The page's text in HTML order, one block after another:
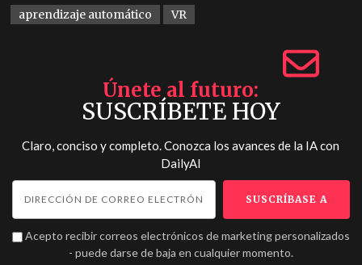
aprendizaje automático VR
Únete al futuro
SUSCRÍBETE HOY
Claro, conciso y completo. Conozca los avances de la IA con
DailyAI
Acepto recibir correos electrónicos de marketing personalizados
- puede darse de baja en cualquier momento.